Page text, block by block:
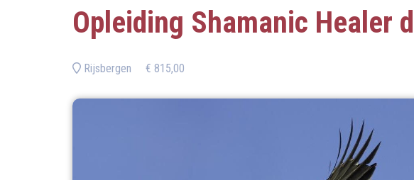
Opleiding Shamanic Healer
Rijsbergen € 815,00